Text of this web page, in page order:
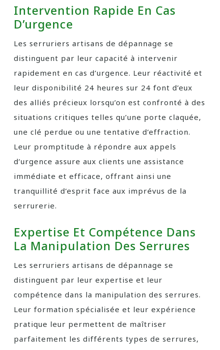
Intervention Rapide En Cas
D’urgence
Les serruriers artisans de dépannage se
distinguent par leur capacité à intervenir
rapidement en cas d’urgence. Leur réactivité et
leur disponibilité 24 heures sur 24 font d’eux
des alliés précieux lorsqu’on est confronté à des
situations critiques telles qu’une porte claquée,
une clé perdue ou une tentative d’effraction.
Leur promptitude à répondre aux appels
d’urgence assure aux clients une assistance
immédiate et efficace, offrant ainsi une
tranquillité d’esprit face aux imprévus de la
serrurerie.
Expertise Et Compétence Dans
La Manipulation Des Serrures
Les serruriers artisans de dépannage se
distinguent par leur expertise et leur
compétence dans la manipulation des serrures.
Leur formation spécialisée et leur expérience
pratique leur permettent de maîtriser
parfaitement les différents types de serrures,